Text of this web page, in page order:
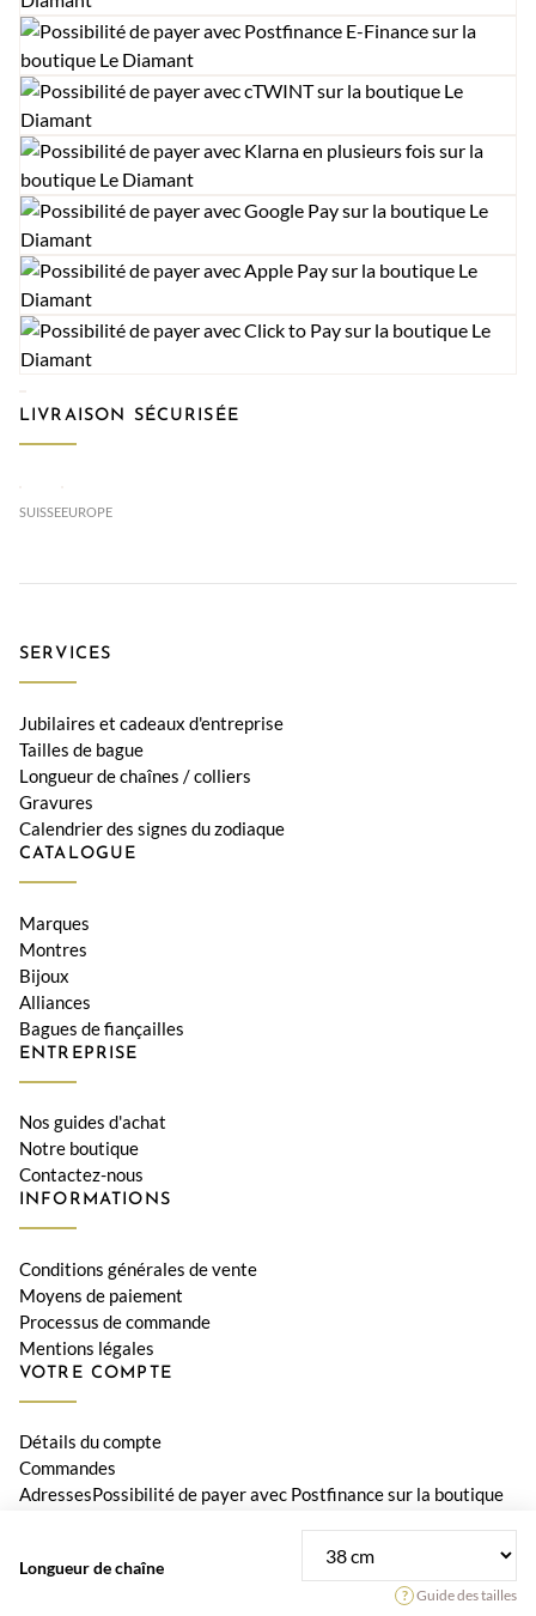
Longueur de chaîne
Guide des tailles
LIVRAISON SÉCURISÉE
SUISSEEUROPE
SERVICES
Jubilaires et cadeaux d'entreprise
Tailles de bague
Longueur de chaînes / colliers
Gravures
Calendrier des signes du zodiaque
CATALOGUE
Marques
Montres
Bijoux
Alliances
Bagues de fiançailles
ENTREPRISE
Nos guides d'achat
Notre boutique
Contactez-nous
INFORMATIONS
Conditions générales de vente
Moyens de paiement
Processus de commande
Mentions légales
VOTRE COMPTE
Détails du compte
Commandes
AdressesPossibilité de payer avec Postfinance sur la boutique
© 2026 Bijouterie Le Diamant, Orwa SA • Tous les prix incluent la